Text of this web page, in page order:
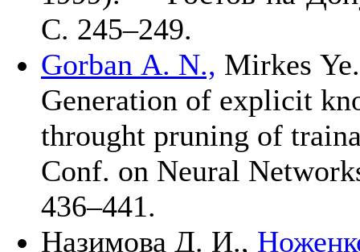
С. 245–249.
Gorban A. N., Mirkes
Generation of explicit
throught pruning of
Conf. on Neural
436–441.
Назимова Д. И.,